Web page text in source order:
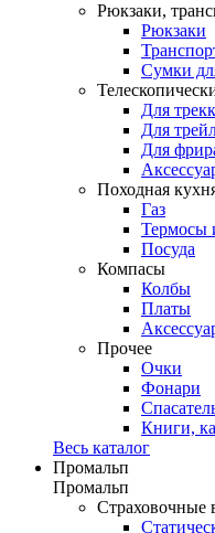
Рюкзаки,
Рюкзаки
Сумки
Для
Для
Для
Походная
Газ
Термосы
Посуда
Компасы
Колбы
Платы
Прочее
Очки
Фонари
Книги,
Весь каталог
Промальп
Промальп
Страховочные